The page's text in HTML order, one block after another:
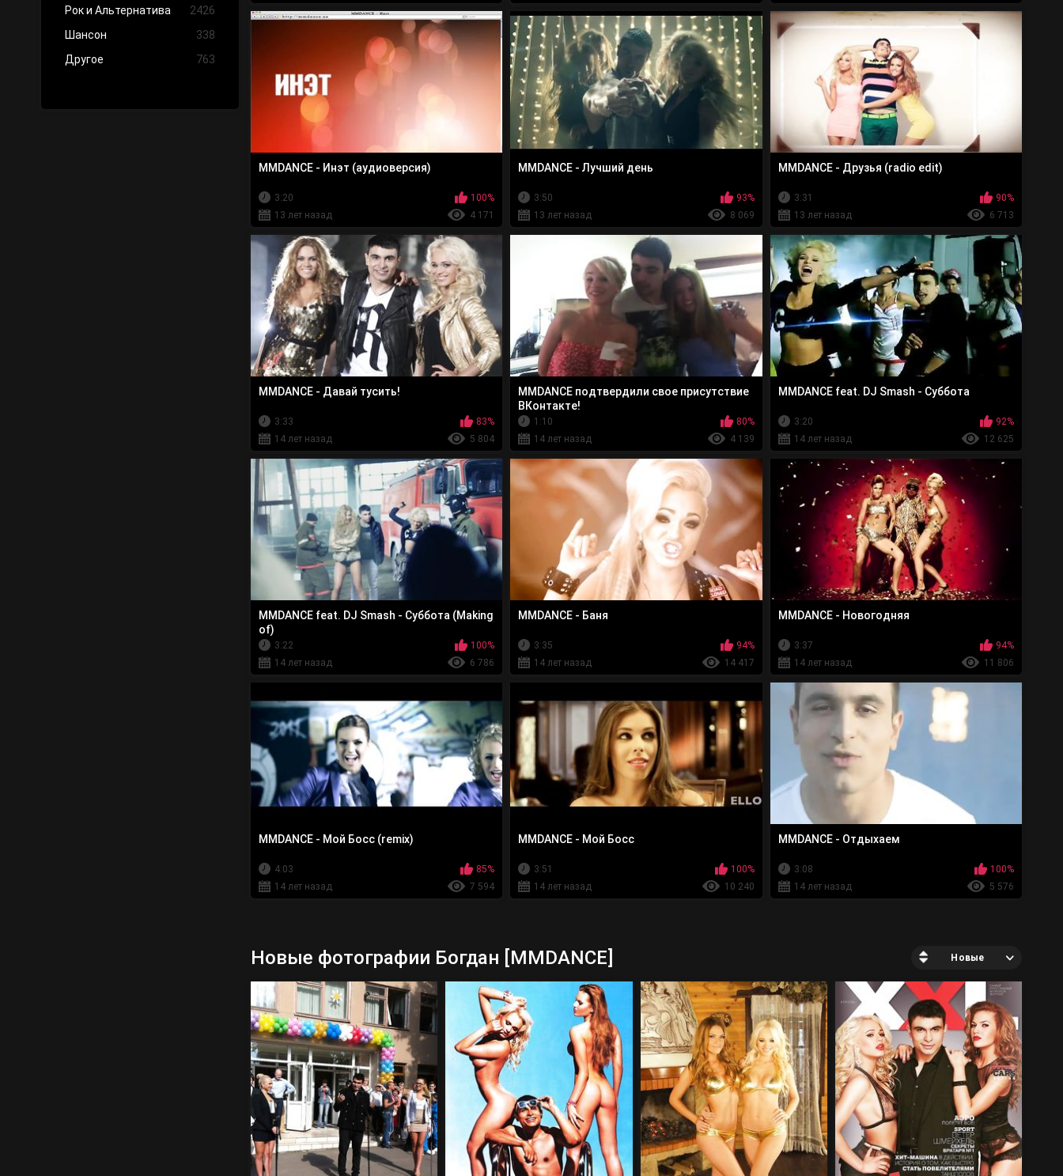
Рок и Альтернатива
2426
Шансон
338
Другое
763
Украина" (40 телеканалов), "NaVsi100" (50 телеканалов), ТОП-11 (Ru-music), ТОП-10 (Star-tv), М20 (телеканал
М1)) и пересекла границы Украины. «Суббота» звучала на дискотеках в России, Египте, Израиле и Турции.
В состав группы вошли две очаровательные девушки Маша и Марина, обладающие не только хорошими
вокальными данными, но и сексапильной внешностью, а также настоящий мужчина, покоритель женских
сердец — Богдан. Ребята абсолютно разные, но их объединили общие музыкальные вкусы и невероятная
внутренняя энергетика.
Сейчас участники трио – Богдан Юрченко, Маша Берг и Марина Стоян снимают новые клипы (посмотреть все
клипы MMDANCE можно на канале YouTube) и готовят первый альбом, который, как обещают ребята, займет
достойное место в аудио-коллекции любителей хорошей поп музыки.
Официальный сайт: www.mm-dance.ru
MMDANCE Vkontakte: http://vk.com/mmdancegroup
MMDANCE - Инэт (аудиоверсия)
3:20
100%
13 лет назад
4 171
MMDANCE - Лучший день
3:50
93%
13 лет назад
8 069
MMDANCE - Друзья (radio edit)
3:31
90%
13 лет назад
6 713
MMDANCE - Давай тусить!
3:33
83%
14 лет назад
5 804
MMDANCE подтвердили свое присутствие
ВКонтакте!
1:10
80%
14 лет назад
4 139
MMDANCE feat. DJ Smash - Суббота
3:20
92%
14 лет назад
12 625
MMDANCE feat. DJ Smash - Суббота (Making
of)
3:22
100%
14 лет назад
6 786
MMDANCE - Баня
3:35
94%
14 лет назад
14 417
MMDANCE - Новогодняя
3:37
94%
14 лет назад
11 806
MMDANCE - Мой Босс (remix)
4:03
85%
14 лет назад
7 594
MMDANCE - Мой Босс
3:51
100%
14 лет назад
10 240
MMDANCE - Отдыхаем
3:08
100%
14 лет назад
5 576
Новые фотографии Богдан [MMDANCE] Новые